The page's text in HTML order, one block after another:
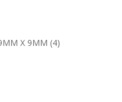
X 9MM (4)